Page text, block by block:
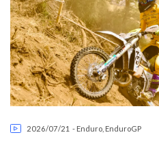
2026/07/21 - Enduro EnduroGP